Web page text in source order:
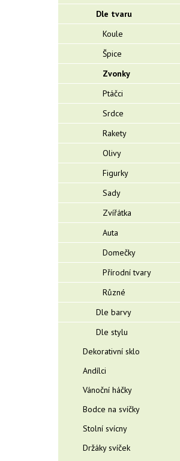
Dle tvaru
Koule
Špice
Zvonky
Ptáčci
Srdce
Rakety
Olivy
Figurky
Sady
Zvířátka
Auta
Domečky
Přírodní tvary
Různé
Dle barvy
Dle stylu
Dekorativní sklo
Andílci
Vánoční háčky
Bodce na svíčky
Stolní svícny
Držáky svíček